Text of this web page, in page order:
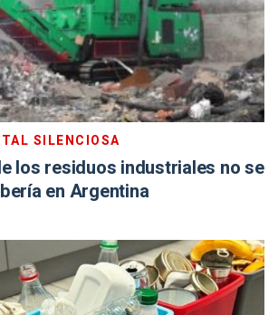
SILENCIOSA
los residuos industriales no se
en Argentina